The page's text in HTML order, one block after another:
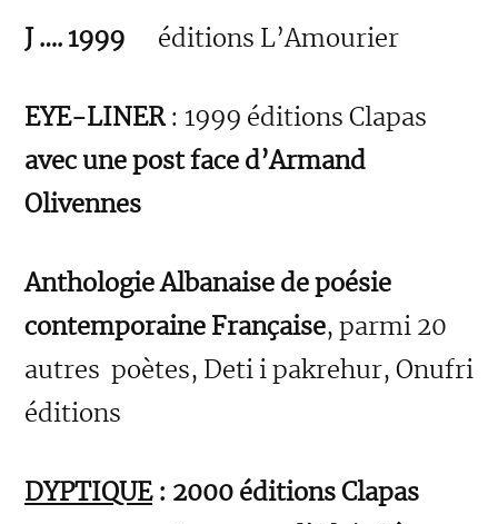
J …. 1999 éditions L’Amourier
EYE-LINER: 1999 éditions Clapas
avec une post face d’Armand
Olivennes
Anthologie Albanaise de poésie
contemporaine Française, parmi 20
autres poètes, Deti i pakrehur, Onufri
éditions
DYPTIQUE: 2000 éditions Clapas